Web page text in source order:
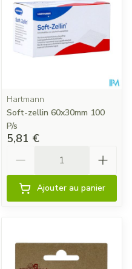
Hartmann
Soft-zellin 60x30mm 100
P/s
5,81 €
Ajouter au panier